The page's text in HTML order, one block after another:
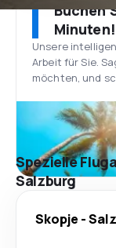
Buchen
Minuten!
Unsere
Arbeit für Sie.
möchten, und
Spezielle
Salzburg
Skopje -